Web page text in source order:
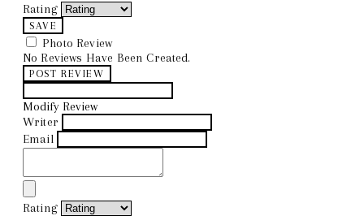
Rating
SAVE
Photo Review
No Reviews Have Been Created.
POST REVIEW
Modify Review
Writer
Email
Rating